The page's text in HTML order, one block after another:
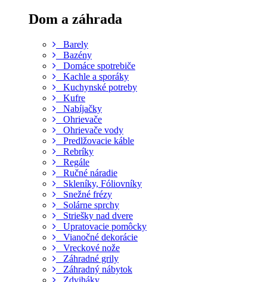
Dom a záhrada
Barely
Bazény
Domáce spotrebiče
Kachle a sporáky
Kuchynské potreby
Kufre
Nabíjačky
Ohrievače
Ohrievače vody
Predlžovacie káble
Rebríky
Regále
Ručné náradie
Skleníky, Fóliovníky
Snežné frézy
Solárne sprchy
Striešky nad dvere
Upratovacie pomôcky
Vianočné dekorácie
Vreckové nože
Záhradné grily
Záhradný nábytok